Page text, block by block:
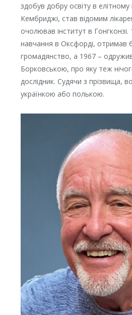
здобув добру освіту в
Кембриджі, став відомим
очолював інститут в Гонгконзі.
навчання в Оксфорді, отримав
громадянство, а 1967 –
Борковською, про яку теж
дослідник. Судячи з прізвища,
українкою або полькою.